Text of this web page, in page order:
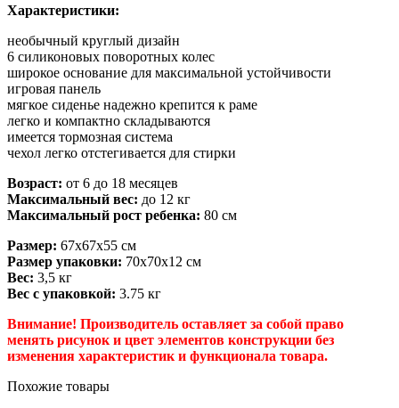
Характеристики:
необычный круглый дизайн
6 силиконовых поворотных колес
широкое основание для максимальной устойчивости
игровая панель
мягкое сиденье надежно крепится к раме
легко и компактно складываются
имеется тормозная система
чехол легко отстегивается для стирки
Возраст: от 6 до 18 месяцев
Максимальный вес: до 12 кг
Максимальный рост ребенка: 80 см
Размер: 67х67х55 см
Размер упаковки: 70х70х12 см
Вес: 3,5 кг
Вес с упаковкой: 3.75 кг
Внимание! Производитель оставляет за собой право
менять рисунок и цвет элементов конструкции без
изменения характеристик и функционала товара.
Похожие товары